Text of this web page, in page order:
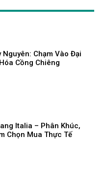
Nguyên: Chạm Vào Đại
Cồng Chiêng
Italia – Phân Khúc,
Chọn Mua Thực Tế